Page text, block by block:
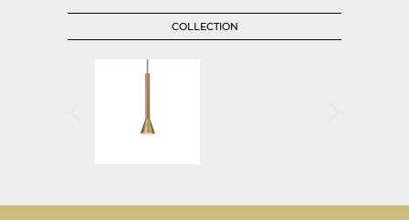
COLLECTION